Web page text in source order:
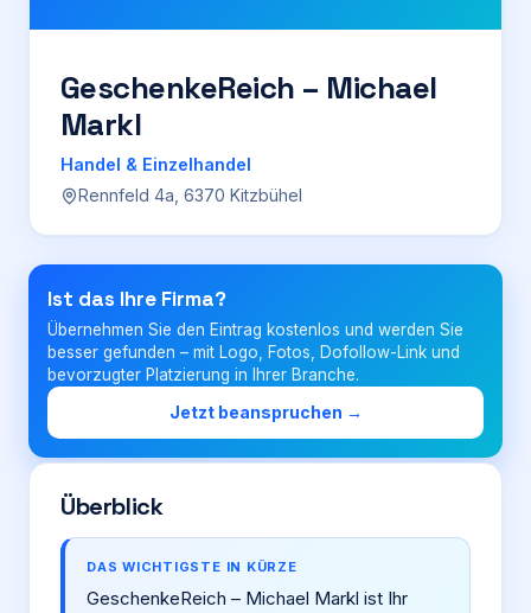
Für Firmen
Login
GeschenkeReich – Michael
Markl
Handel & Einzelhandel
Rennfeld 4a, 6370 Kitzbühel
Ist das Ihre Firma?
Übernehmen Sie den Eintrag kostenlos und werden Sie
besser gefunden – mit Logo, Fotos, Dofollow-Link und
bevorzugter Platzierung in Ihrer Branche.
Jetzt beanspruchen →
Überblick
DAS WICHTIGSTE IN KÜRZE
GeschenkeReich – Michael Markl ist Ihr